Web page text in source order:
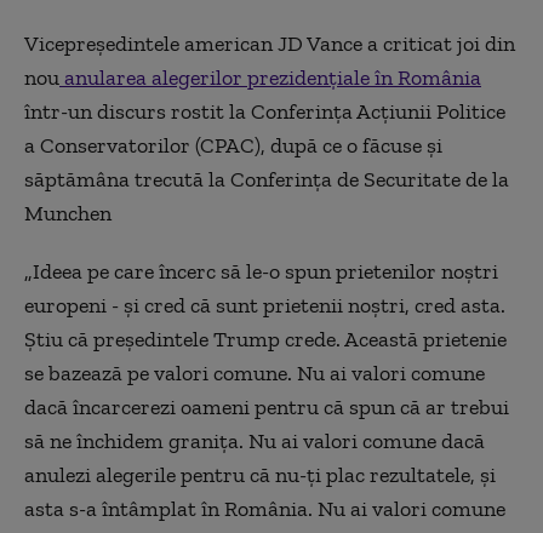
Vicepreşedintele american JD Vance a criticat joi din
nouanularea alegerilor prezidenţiale în România
într-un discurs rostit la Conferinţa Acţiunii Politice
a Conservatorilor (CPAC), după ce o făcuse şi
săptămâna trecută la Conferinţa de Securitate de la
Munchen
„Ideea pe care încerc să le-o spun prietenilor noştri
europeni - şi cred că sunt prietenii noştri, cred asta.
Ştiu că preşedintele Trump crede. Această prietenie
se bazează pe valori comune. Nu ai valori comune
dacă încarcerezi oameni pentru că spun că ar trebui
să ne închidem graniţa. Nu ai valori comune dacă
anulezi alegerile pentru că nu-ţi plac rezultatele, şi
asta s-a întâmplat în România. Nu ai valori comune